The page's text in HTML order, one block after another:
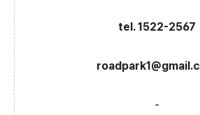
tel. 1522-2567
-